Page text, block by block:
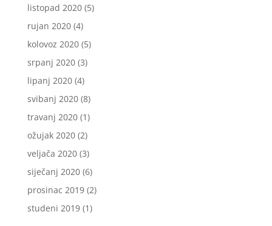
listopad 2020(5)
rujan 2020(4)
kolovoz 2020(5)
srpanj 2020(3)
lipanj 2020(4)
svibanj 2020(8)
travanj 2020(1)
ožujak 2020(2)
veljača 2020(3)
siječanj 2020(6)
prosinac 2019(2)
studeni 2019(1)